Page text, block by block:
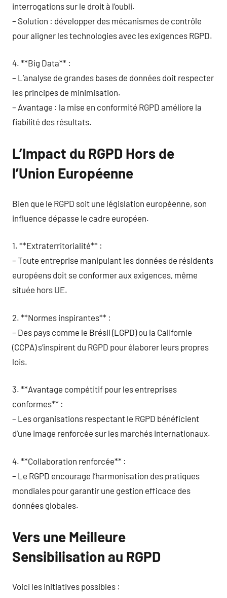
interrogations sur le droit à l’oubli.
– Solution : développer des mécanismes de contrôle
pour aligner les technologies avec les exigences RGPD.
4. **Big Data** :
– L’analyse de grandes bases de données doit respecter
les principes de minimisation.
– Avantage : la mise en conformité RGPD améliore la
fiabilité des résultats.
L’Impact du RGPD Hors de
l’Union Européenne
Bien que le RGPD soit une législation européenne, son
influence dépasse le cadre européen.
1. **Extraterritorialité** :
– Toute entreprise manipulant les données de résidents
européens doit se conformer aux exigences, même
située hors UE.
2. **Normes inspirantes** :
– Des pays comme le Brésil (LGPD) ou la Californie
(CCPA) s’inspirent du RGPD pour élaborer leurs propres
lois.
3. **Avantage compétitif pour les entreprises
conformes** :
– Les organisations respectant le RGPD bénéficient
d’une image renforcée sur les marchés internationaux.
4. **Collaboration renforcée** :
– Le RGPD encourage l’harmonisation des pratiques
mondiales pour garantir une gestion efficace des
données globales.
Vers une Meilleure
Sensibilisation au RGPD
Voici les initiatives possibles :